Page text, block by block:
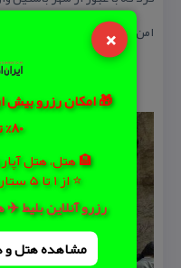
×
80% تخفیف واقعی
🏨 هتل، هتل
⭐ از 1 تا 5 ستاره | فولبرد | نزدیک حرم
رزرو آنلاین بلیط
مشاهده هتل و
امن داشته می‌شوند و سپس در